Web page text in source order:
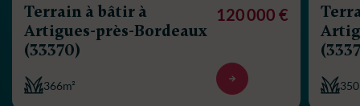
Terrain à bâtir à
Artigues-près-Bordeaux
(33370)
366m²
120 000 €